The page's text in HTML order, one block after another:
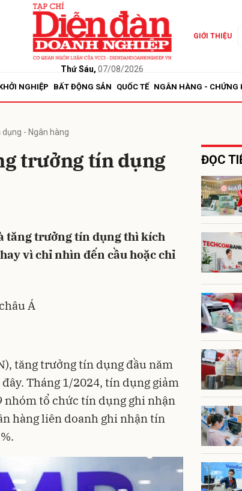
Thứ Sáu, 07/08/2026
GIỚI THIỆU
NGHIỆP BẤT ĐỘNG SẢN QUỐC TẾ NGÂN HÀNG - CHỨNG
dụng - Ngân hàng
trưởng tín dụng
tăng trưởng tín dụng thì kích
vì chỉ nhìn đến cầu hoặc chỉ
Á
tăng trưởng tín dụng đầu năm
Tháng 1/2024, tín dụng giảm
nhóm tổ chức tín dụng ghi nhận
hàng liên doanh ghi nhận tín
ĐỌC